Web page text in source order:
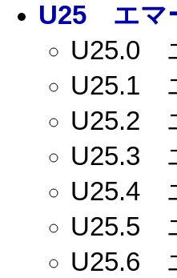
U25 エマ
U25.0
U25.1
U25.2
U25.3
U25.4
U25.5
U25.6